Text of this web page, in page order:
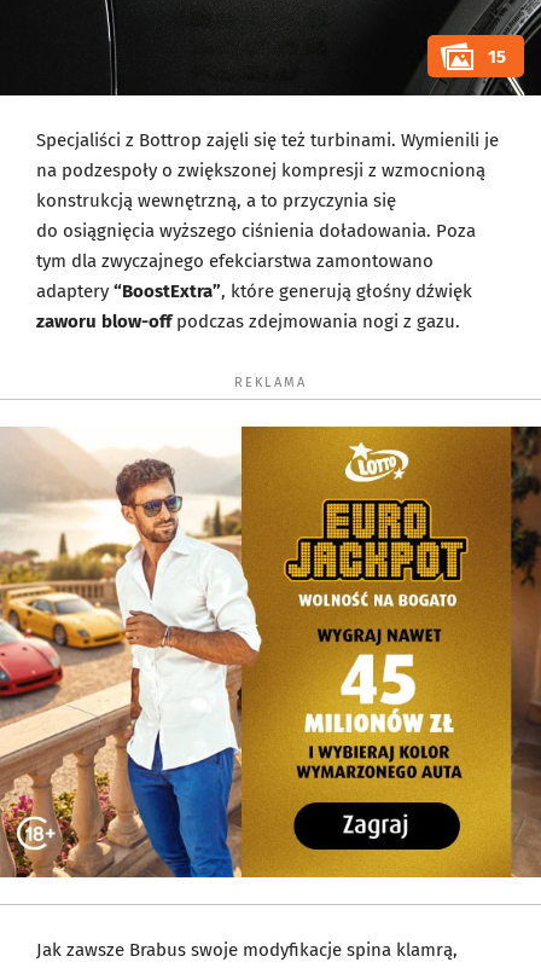
15
Specjaliści z Bottrop zajęli się też turbinami. Wymienili je
na podzespoły o zwiększonej kompresji z wzmocnioną
konstrukcją wewnętrzną, a to przyczynia się
do osiągnięcia wyższego ciśnienia doładowania. Poza
tym dla zwyczajnego efekciarstwa zamontowano
adaptery “BoostExtra”, które generują głośny dźwięk
zaworu blow-offpodczas zdejmowania nogi z gazu.
REKLAMA
Jak zawsze Brabus swoje modyfikacje spina klamrą,